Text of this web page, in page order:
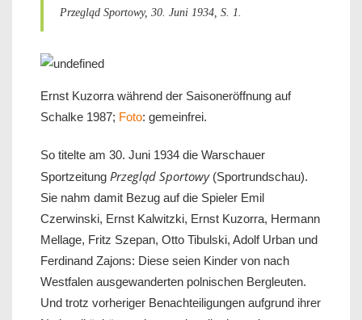
Przegląd Sportowy, 30. Juni 1934, S. 1.
Ernst Kuzorra während der Saisoneröffnung auf
Schalke 1987; Foto: gemeinfrei.
So titelte am 30. Juni 1934 die Warschauer
Sportzeitung Przegląd Sportowy (Sportrundschau).
Sie nahm damit Bezug auf die Spieler Emil
Czerwinski, Ernst Kalwitzki, Ernst Kuzorra, Hermann
Mellage, Fritz Szepan, Otto Tibulski, Adolf Urban und
Ferdinand Zajons: Diese seien Kinder von nach
Westfalen ausgewanderten polnischen Bergleuten.
Und trotz vorheriger Benachteiligungen aufgrund ihrer